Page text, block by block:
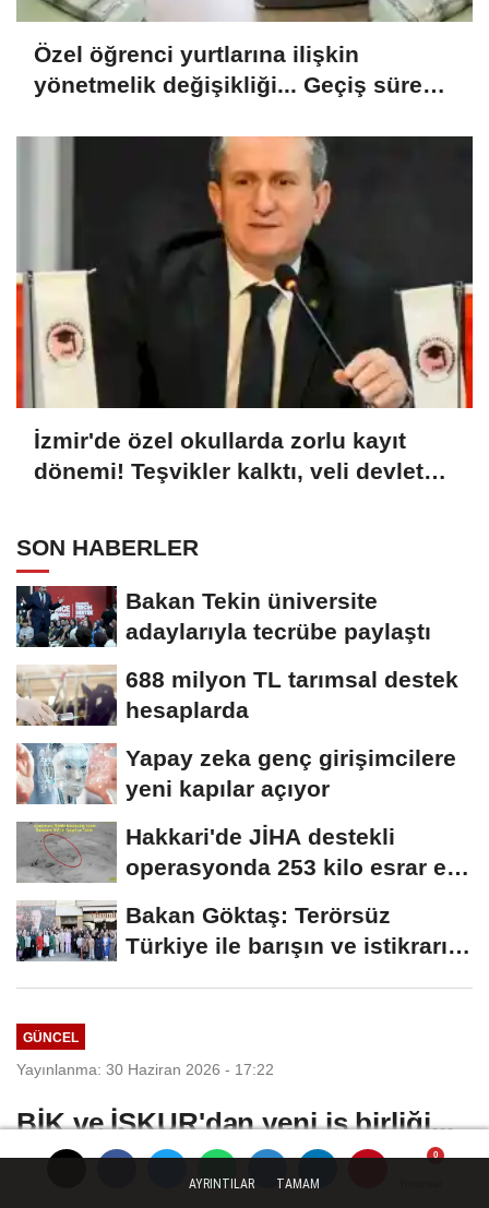
Özel öğrenci yurtlarına ilişkin
yönetmelik değişikliği... Geçiş süresi
İzmir'de özel okullarda zorlu kayıt
dönemi! Teşvikler kalktı, veli devlet
SON HABERLER
Bakan Tekin üniversite
adaylarıyla tecrübe paylaştı
688 milyon TL tarımsal destek
hesaplarda
Yapay zeka genç girişimcilere
yeni kapılar açıyor
Hakkari'de JİHA destekli
operasyonda 253 kilo esrar ele
Bakan Göktaş: Terörsüz
Türkiye ile barışın ve istikrarın
GÜNCEL
Yayınlanma: 30 Haziran 2026 - 17:22
BİK ve İŞKUR'dan yeni iş birliği...
Medya sektörüne nitelikli iş gücü
AYRINTILAR TAMAM